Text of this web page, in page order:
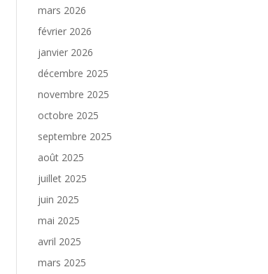
mars 2026
février 2026
janvier 2026
décembre 2025
novembre 2025
octobre 2025
septembre 2025
août 2025
juillet 2025
juin 2025
mai 2025
avril 2025
mars 2025